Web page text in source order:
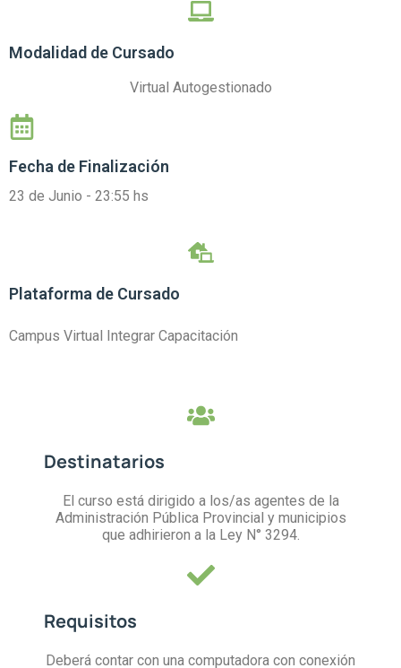
Modalidad de Cursado
Virtual Autogestionado
Fecha de Finalización
23 de Junio - 23:55 hs
Plataforma de Cursado
Campus Virtual Integrar Capacitación
Destinatarios
El curso está dirigido a los/as agentes de la
Administración Pública Provincial y municipios
que adhirieron a la Ley N° 3294.
Requisitos
Deberá contar con una computadora con conexión